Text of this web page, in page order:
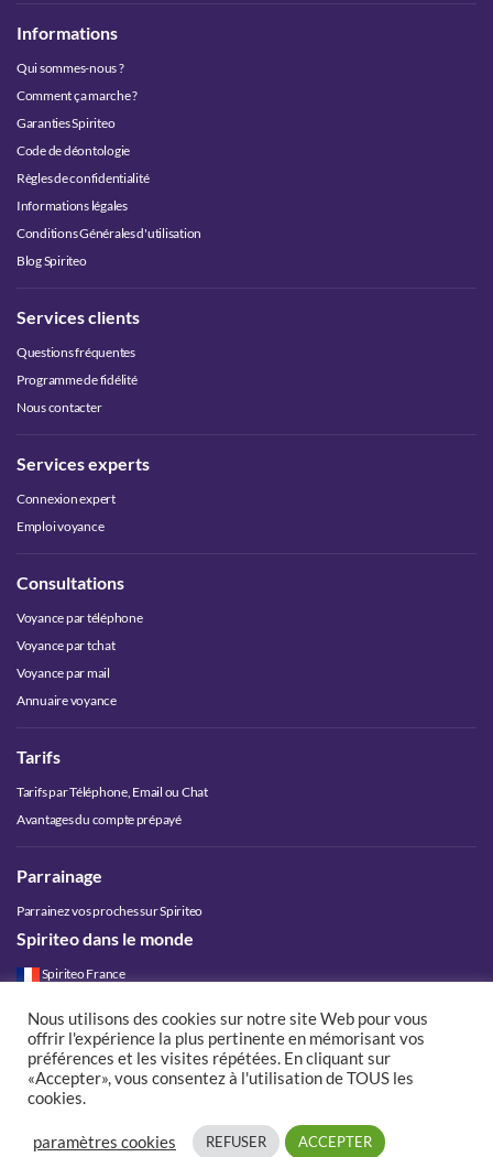
Informations
Qui sommes-nous ?
Comment ça marche ?
Garanties Spiriteo
Code de déontologie
Règles de confidentialité
Informations légales
Conditions Générales d'utilisation
Blog Spiriteo
Services clients
Questions fréquentes
Programme de fidélité
Nous contacter
Services experts
Connexion expert
Emploi voyance
Consultations
Voyance par téléphone
Voyance par tchat
Voyance par mail
Annuaire voyance
Tarifs
Tarifs par Téléphone, Email ou Chat
Avantages du compte prépayé
Parrainage
Parrainez vos proches sur Spiriteo
Spiriteo dans le monde
Spiriteo France
Spiriteo Luxembourg
Spiriteo Suisse
Spiriteo Canada
Nous utilisons des cookies sur notre site Web pour vous
offrir l'expérience la plus pertinente en mémorisant vos
préférences et les visites répétées. En cliquant sur
«Accepter», vous consentez à l'utilisation de TOUS les
cookies.
paramètres cookies REFUSER ACCEPTER